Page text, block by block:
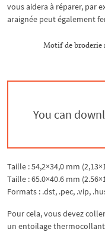
vous aidera à réparer, par
araignée peut également
Motif de broderie
You can
Taille : 54,2×34,0 mm
Taille : 65.0×40.6 mm
Formats : .dst, .pec, .vip,
Pour cela, vous devez
un entoilage